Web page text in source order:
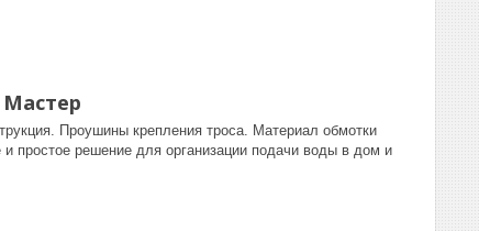
Проушины крепления троса. Материал обмотки
простое решение для организации подачи воды в дом и